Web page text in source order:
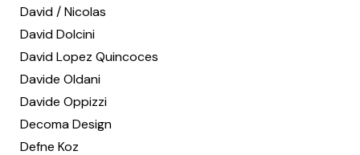
David / Nicolas
David Dolcini
David Lopez Quincoces
Davide Oldani
Davide Oppizzi
Decoma Design
Defne Koz